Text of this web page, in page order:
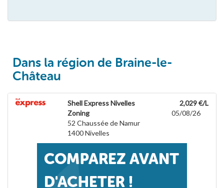
Dans la région de Braine-le-
Château
Shell Express Nivelles
Zoning
52 Chaussée de Namur
1400Nivelles
2,029 €/L
05/08/26